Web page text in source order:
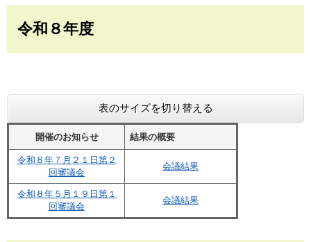
令和８年度
表のサイズを切り替える
開催のお知らせ 結果の概要
令和８年７月２１日第２
回審議会
会議結果
令和８年５月１９日第１
回審議会
会議結果